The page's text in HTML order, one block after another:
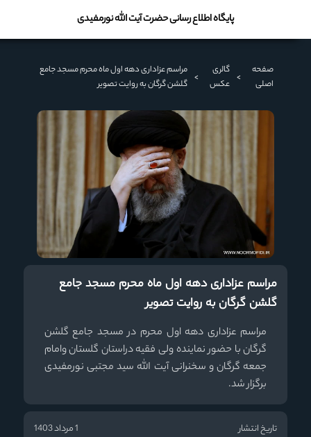
پایگاه اطلاع رسانی حضرت آیت الله نورمفیدی
صفحه
اصلی
>
گالری
عکس
>
مراسم عزاداری دهه اول ماه محرم مسجد جامع
گلشن گرگان به روایت تصویر
مراسم عزاداری دهه اول ماه محرم مسجد جامع
گلشن گرگان به روایت تصویر
مراسم عزاداری دهه اول محرم در مسجد جامع گلشن
گرگان با حضور نماینده ولی فقیه دراستان گلستان وامام
جمعه گرگان و سخنرانی آیت الله سید مجتبی نورمفیدی
برگزار شد.
تاریخ انتشار
1 مرداد 1403